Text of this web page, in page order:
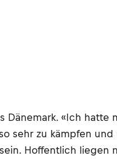
«Ich
sehr zu kämpfen
Hoffentlich